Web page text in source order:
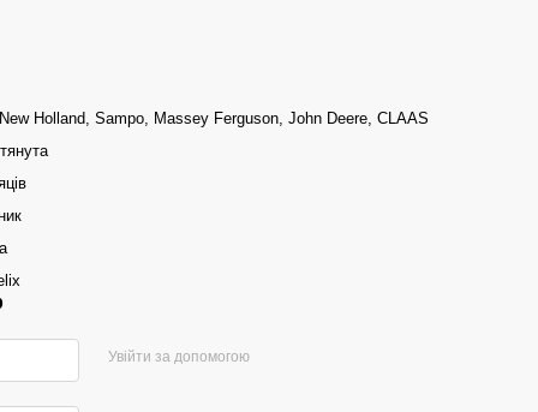
Holland, Sampo, Massey Ferguson, John Deere, CLAAS
Увійти за допомогою